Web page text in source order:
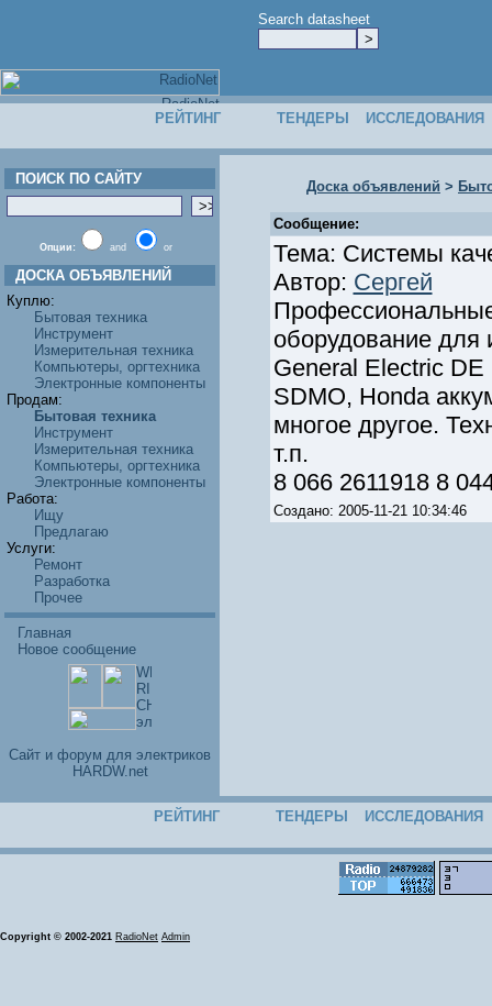
Search datasheet
РЕЙТИНГ ТЕНДЕРЫ ИССЛЕДОВАНИЯ
ПОИСК ПО САЙТУ
Опции: and or
ДОСКА ОБЪЯВЛЕНИЙ
Куплю:
Бытовая техника
Инструмент
Измерительная техника
Компьютеры, оргтехника
Электронные компоненты
Продам:
Бытовая техника
Инструмент
Измерительная техника
Компьютеры, оргтехника
Электронные компоненты
Работа:
Ищу
Предлагаю
Услуги:
Ремонт
Разработка
Прочее
Главная
Новое сообщение
Cайт и форум для электриков
HARDW.net
Доска объявлений >
Сообщение:
Тема: Системы
Автор: Сергей
оборудование
General Electric
SDMO, Honda
многое другое.
т.п.
8 066 2611918 8
Создано: 2005-11-21 10:34:46
РЕЙТИНГ ТЕНДЕРЫ ИССЛЕДОВАНИЯ
Copyright © 2002-2021 RadioNet Admin